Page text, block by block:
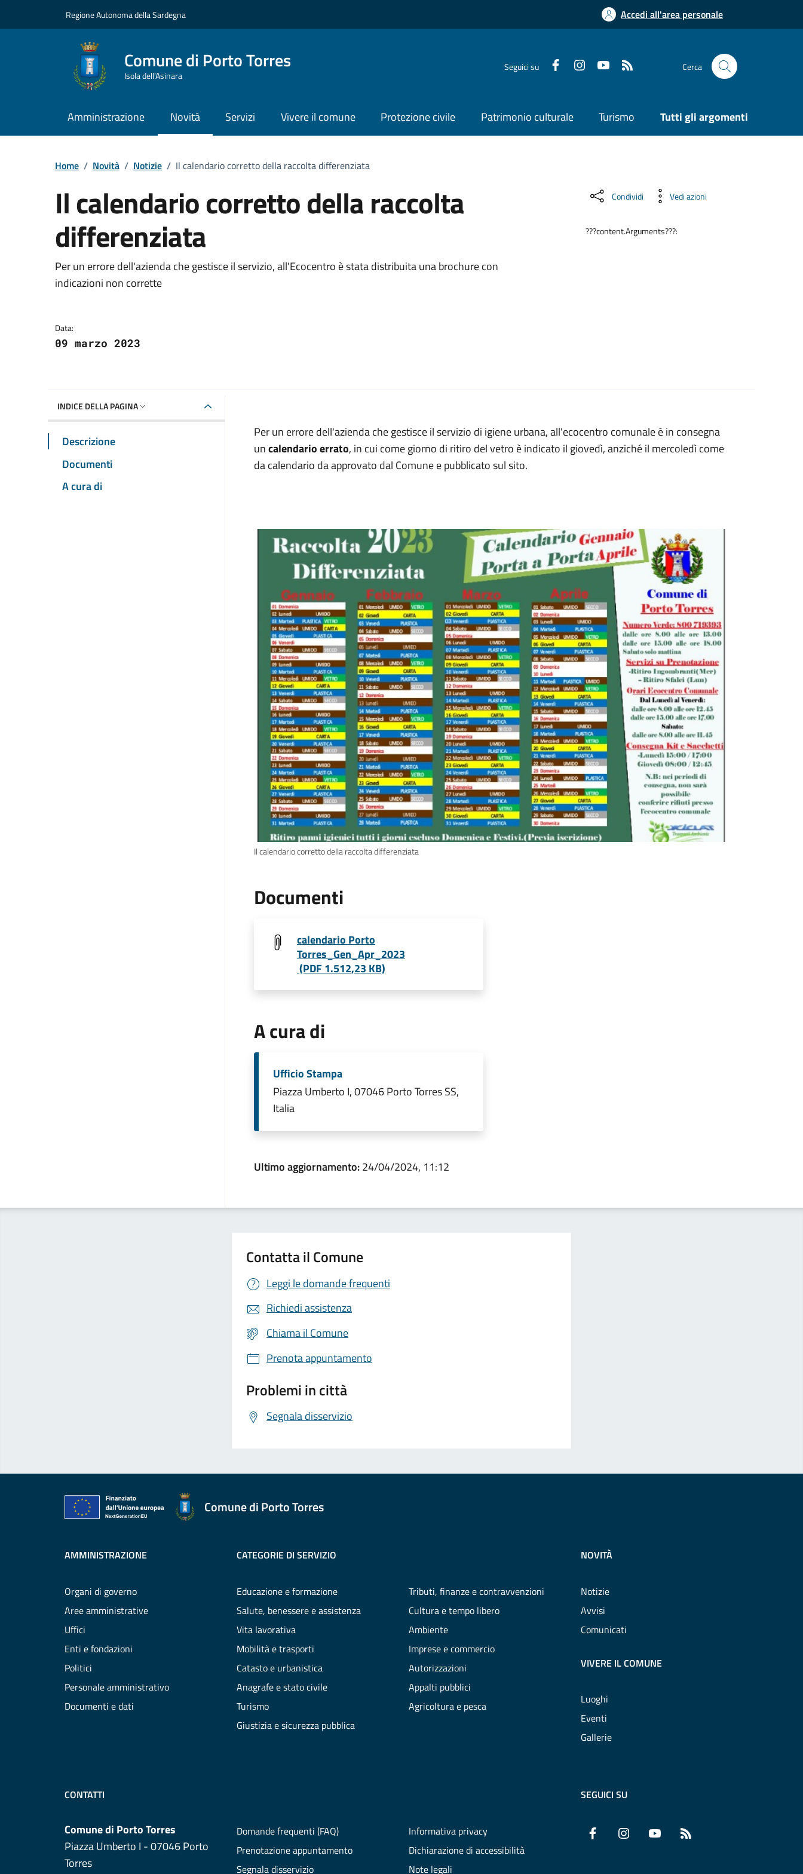
Regione Autonoma della Sardegna Accedi all'area personale
Comune di Porto Torres
Isola dell’Asinara
Seguici su Cerca
Amministrazione Novità Servizi Vivere il comune Protezione civile Patrimonio culturale Turismo Tutti gli argomenti
Home / Novità / Notizie / Il calendario corretto della raccolta differenziata
Il calendario corretto della raccolta
differenziata
Dettagli della notizia
Per un errore dell'azienda che gestisce il servizio, all'Ecocentro è stata distribuita una brochure con
indicazioni non corrette
Data:
09 marzo 2023
Condividi Vedi azioni
???content.Arguments???:
INDICE DELLA PAGINA
Descrizione
Documenti
A cura di
Per un errore dell'azienda che gestisce il servizio di igiene urbana, all'ecocentro comunale è in consegna
uncalendarioerrato, in cui come giorno di ritiro del vetro è indicato il giovedì, anziché il mercoledì come
da calendario da approvato dal Comune e pubblicato sul sito.
Il calendario corretto della raccolta differenziata
Documenti
calendario Porto
Torres_Gen_Apr_2023
(PDF 1.512,23 KB)
A cura di
Ufficio Stampa
Piazza Umberto I, 07046 Porto Torres SS,
Italia
Ultimo aggiornamento:24/04/2024, 11:12
Contatta il Comune
Leggi le domande frequenti
Richiedi assistenza
Chiama il Comune
Prenota appuntamento
Problemi in città
Segnala disservizio
Comune di Porto Torres
AMMINISTRAZIONE
Organi di governo
Aree amministrative
Uffici
Enti e fondazioni
Politici
Personale amministrativo
Documenti e dati
CATEGORIE DI SERVIZIO
Educazione e formazione
Salute, benessere e assistenza
Vita lavorativa
Mobilità e trasporti
Catasto e urbanistica
Anagrafe e stato civile
Turismo
Giustizia e sicurezza pubblica
Tributi, finanze e contravvenzioni
Cultura e tempo libero
Ambiente
Imprese e commercio
Autorizzazioni
Appalti pubblici
Agricoltura e pesca
NOVITÀ
Notizie
Avvisi
Comunicati
VIVERE IL COMUNE
Luoghi
Eventi
Gallerie
CONTATTI
Comune di Porto Torres
Piazza Umberto I - 07046 Porto
Torres
Domande frequenti (FAQ)
Prenotazione appuntamento
Segnala disservizio
Informativa privacy
Dichiarazione di accessibilità
Note legali
SEGUICI SU
Facebook InstagramYouTube